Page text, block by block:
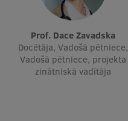
Mūsu cilvēki
Stratēģija
Struktūra
Prof. Dace Zavadska
Docētāja, Vadošā pētniece,
Vadošā pētniece, projekta
zinātniskā vadītāja